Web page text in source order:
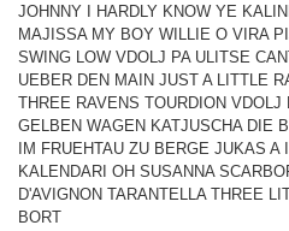
JOHNNY I HARDLY KNOW YE
MAJISSA MY BOY WILLIE O VIRA
SWING LOW VDOLJ PA ULITSE
UEBER DEN MAIN JUST A LITTLE
THREE RAVENS TOURDION VDOLJ
GELBEN WAGEN KATJUSCHA DIE
IM FRUEHTAU ZU BERGE JUKAS
KALENDARI OH SUSANNA
D'AVIGNON TARANTELLA THREE
BORT